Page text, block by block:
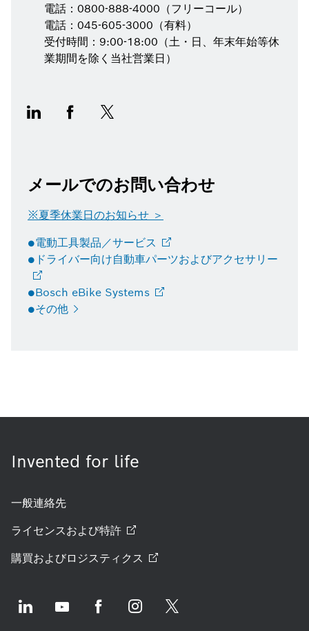
電話：0800-888-4000（フリーコール）
電話：045-605-3000（有料）
受付時間：9:00-18:00（土・日、年末年始等休
業期間を除く当社営業日）
メールでのお問い合わせ
※夏季休業日のお知らせ ＞
●電動工具製品／サービス
●ドライバー向け自動車パーツおよびアクセサリー
●Bosch eBike Systems
●その他
Invented for life
一般連絡先
ライセンスおよび特許
購買およびロジスティクス